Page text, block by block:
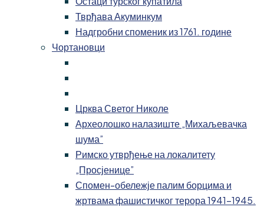
Тврђава Акуминкум
Надгробни споменик из 1761. године
Чортановци
Црква Светог Николе
Археолошко налазиште „Михаљевачка
шума”
Римско утврђење на локалитету
„Просјенице”
Спомен-обележје палим борцима и
жртвама фашистичког терора 1941-1945.